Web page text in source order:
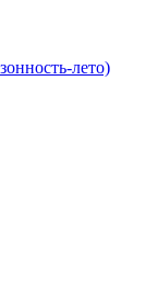
лето)